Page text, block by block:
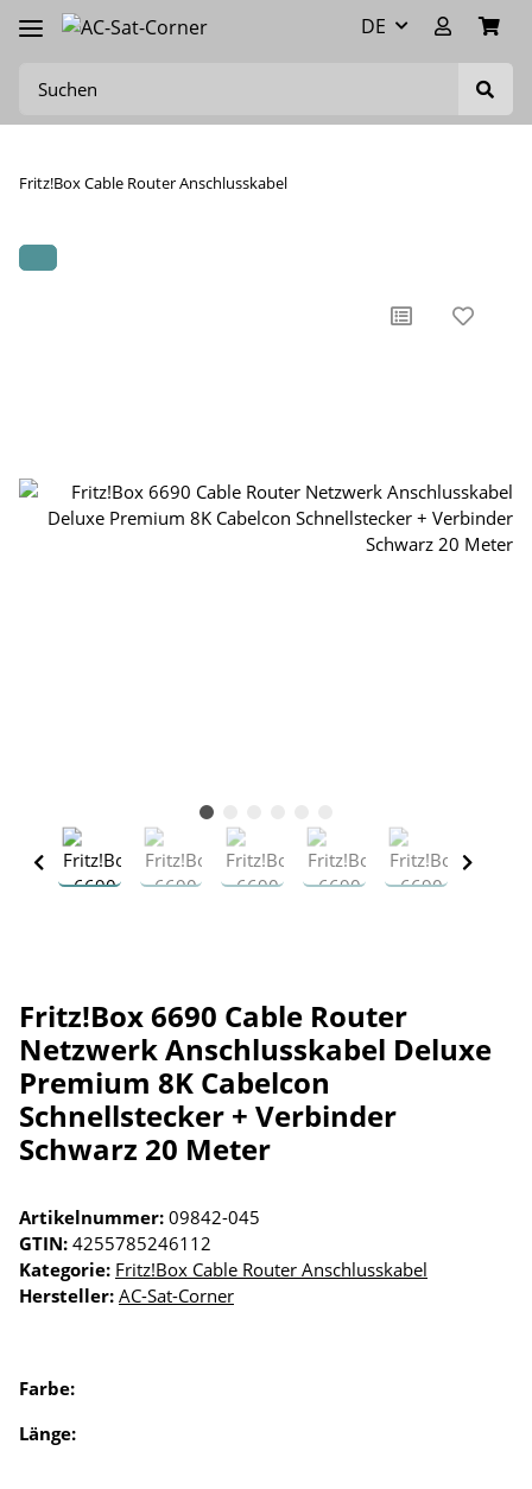
DE
Fritz!Box Cable Router Anschlusskabel
Fritz!Box 6690 Cable Router
Netzwerk Anschlusskabel Deluxe
Premium 8K Cabelcon
Schnellstecker + Verbinder
Schwarz 20 Meter
Artikelnummer: 09842-045
GTIN: 4255785246112
Kategorie: Fritz!Box Cable Router Anschlusskabel
Hersteller: AC-Sat-Corner
Farbe:
Länge: